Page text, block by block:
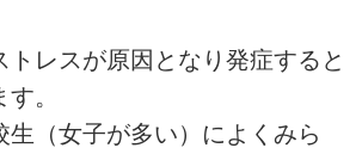
トレスが原因となり発症すると
。
生（女子が多い）によくみら